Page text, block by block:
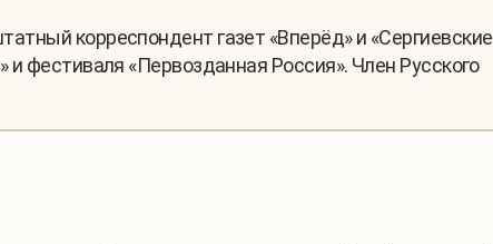
корреспондент газет «Вперёд» и «Сергиевские
фестиваля «Первозданная Россия». Член Русского